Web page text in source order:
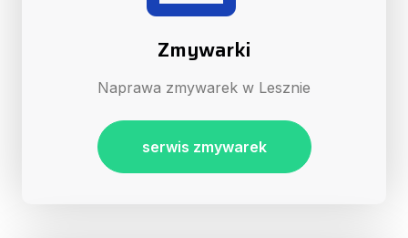
Zmywarki
Naprawa zmywarek w Lesznie
serwis zmywarek